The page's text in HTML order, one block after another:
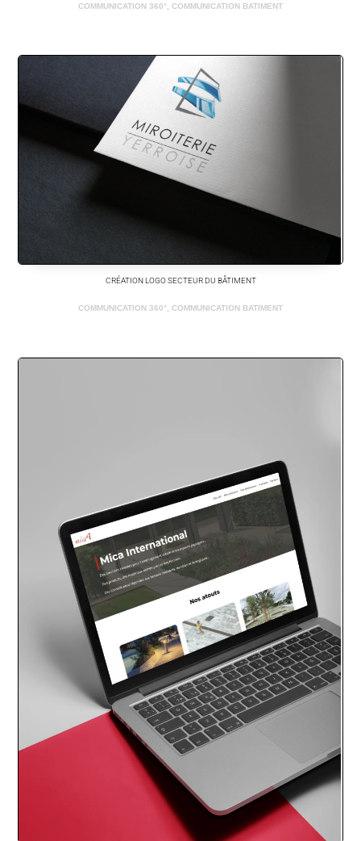
COMMUNICATION 360° COMMUNICATION BATIMENT
CRÉATION LOGO SECTEUR DU BÂTIMENT
COMMUNICATION 360°, COMMUNICATION BATIMENT